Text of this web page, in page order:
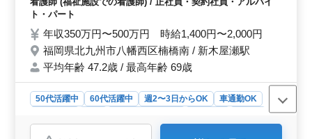
所であり、安定したキャリアを築くことができます。笑
顔で暮らす社会を目指す仲間として、一緒に活躍しまし
ょう。
迎 60代女性活躍中の職場 年齢ではなく経験
のある方歓迎致します！ 皆様のご応募お待
ちしております！
ト・パート
年収350万円〜500万円 時給1,400円〜2,000円
福岡県北九州市八幡西区楠橋南 / 新木屋瀬駅
平均年齢 47.2歳 / 最高年齢 69歳
50代活躍中 60代活躍中 週2〜3日からOK
車通勤OK